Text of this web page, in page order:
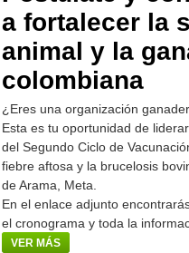
a fortalecer la
animal y la
colombiana
¿Eres una organización
Esta es tu oportunidad de
del Segundo Ciclo de
fiebre aftosa y la brucelosis
de Arama, Meta.
En el enlace adjunto
el cronograma y toda la
participar.
VER MÁS